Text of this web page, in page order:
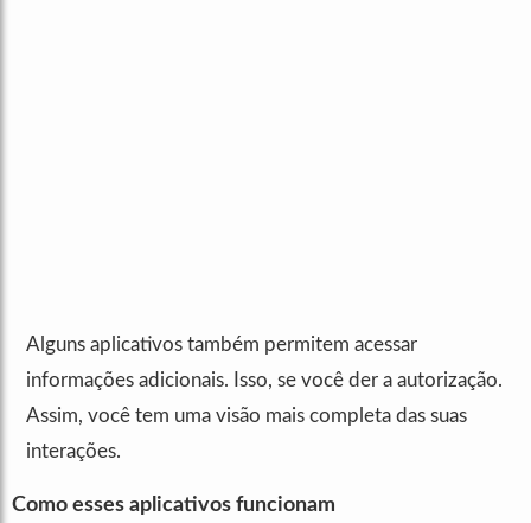
Alguns aplicativos também permitem acessar
informações adicionais. Isso, se você der a autorização.
Assim, você tem uma visão mais completa das suas
interações.
Como esses aplicativos funcionam